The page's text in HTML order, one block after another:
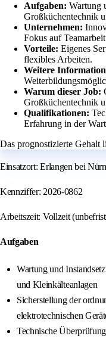
Aufgaben: Wartung
Großküchentechnik
Unternehmen:
Fokus auf
Vorteile: Eigenes
flexibles Arbeiten.
Weitere
Warum dieser Job:
Großküchentechnik
Qualifikationen:
Erfahrung in der
Das prognostizierte Gehalt
Einsatzort: Erlangen bei
Kennziffer: 2026-0862
Arbeitszeit: Vollzeit
Aufgaben
Wartung und
und Kleinkälteanlagen
Sicherstellung der
elektrotechnischen
Technische